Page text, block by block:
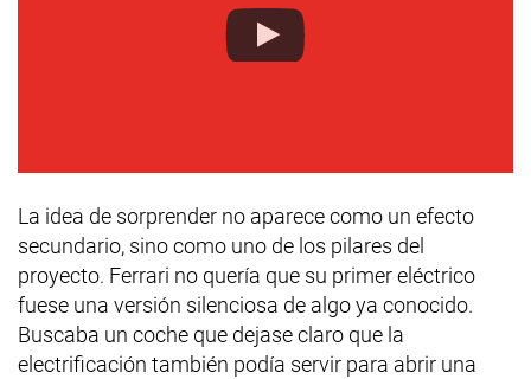
La idea de sorprender no aparece como un efecto
secundario, sino como uno de los pilares del
proyecto. Ferrari no quería que su primer eléctrico
fuese una versión silenciosa de algo ya conocido.
Buscaba un coche que dejase claro que la
electrificación también podía servir para abrir una